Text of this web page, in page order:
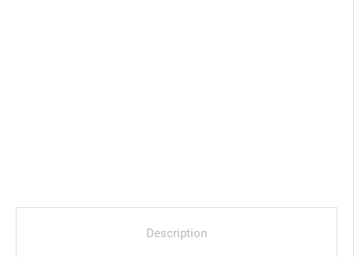
Description